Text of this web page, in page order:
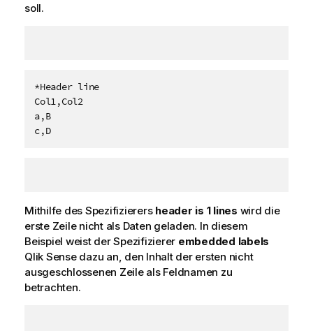
soll.
*Header line
Col1,Col2
a,B
c,D
Mithilfe des Spezifizierers header is 1 lines wird die
erste Zeile nicht als Daten geladen. In diesem
Beispiel weist der Spezifizierer embedded labels
Qlik Sensedazu an, den Inhalt der ersten nicht
ausgeschlossenen Zeile als Feldnamen zu
betrachten.